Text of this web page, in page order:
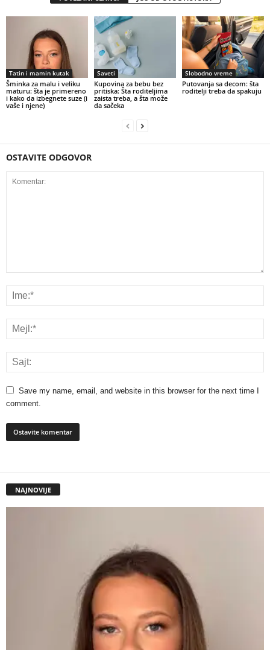
Tatin i mamin kutak
Šminka za malu i veliku
maturu: šta je primereno
i kako da izbegnete suze (i
vaše i njene)
Saveti
Kupovina za bebu bez
pritiska: Šta roditeljima
zaista treba, a šta može
da sačeka
Slobodno vreme
Putovanja sa decom: šta
roditelji treba da spakuju
OSTAVITE ODGOVOR
Save my name, email, and website in this browser for the next time I
comment.
NAJNOVIJE